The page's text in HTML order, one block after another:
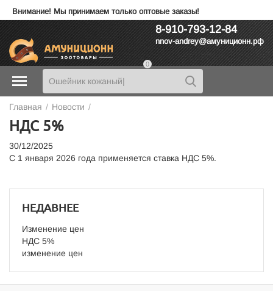
Внимание! Мы принимаем только оптовые заказы!
8-910-793-12-84
nnov-andrey@амуниционн.рф
0
Главная / Новости /
НДС 5%
30/12/2025
С 1 января 2026 года применяется ставка НДС 5%.
НЕДАВНЕЕ
Изменение цен
НДС 5%
изменение цен